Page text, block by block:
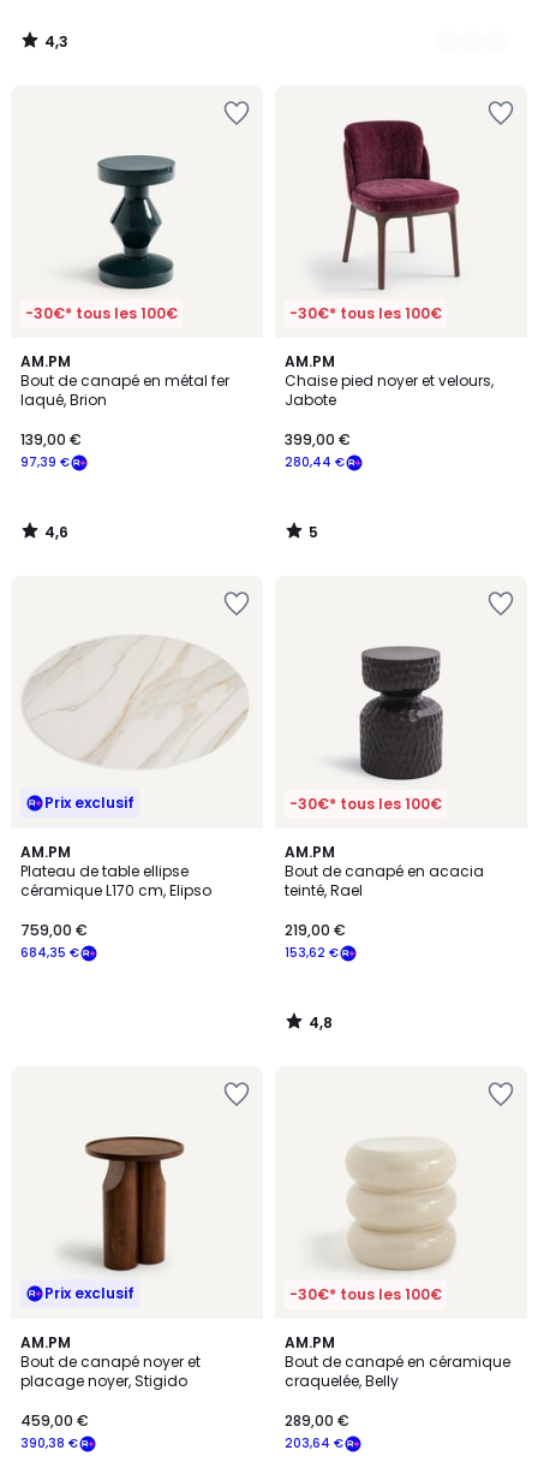
4,3
/
-30€* tous les 100€
AM.PM
Bout de canapé en métal fer
laqué, Brion
97,39 €
139,00 €
4,6
/ 5
4,6
/
-30€* tous les 100€
AM.PM
Chaise pied noyer et velours,
Jabote
280,44 €
399,00 €
5
/
5
5
/
Prix exclusif
AM.PM
Plateau de table ellipse
céramique L170 cm, Elipso
684,35 €
759,00 €
-30€* tous les 100€
AM.PM
Bout de canapé en acacia
teinté, Rael
153,62 €
219,00 €
4,8
/ 5
4,8
/
Prix exclusif
AM.PM
Bout de canapé noyer et
placage noyer, Stigido
390,38 €
459,00 €
4,5
/ 5
-30€* tous les 100€
AM.PM
Bout de canapé en céramique
craquelée, Belly
203,64 €
289,00 €